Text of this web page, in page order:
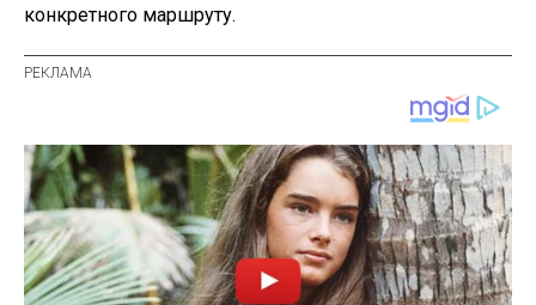
конкретного маршруту.